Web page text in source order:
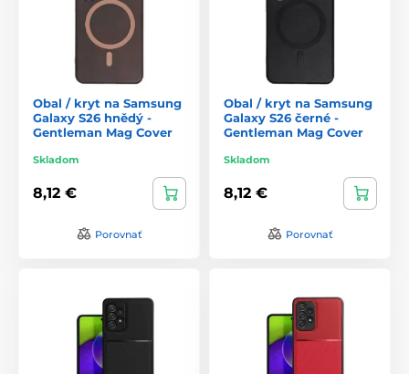
Obal / kryt na Samsung
Galaxy S26 hnědý -
Gentleman Mag Cover
Skladom
8,12 €
Porovnať
Obal / kryt na Samsung
Galaxy S26 černé -
Gentleman Mag Cover
Skladom
8,12 €
Porovnať